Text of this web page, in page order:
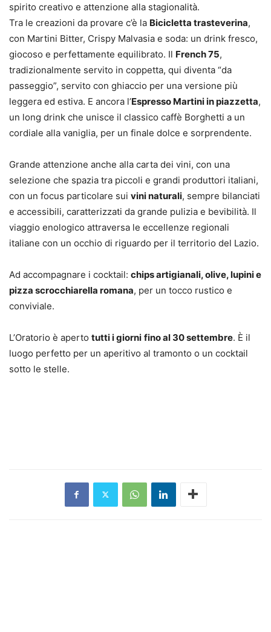
spirito creativo e attenzione alla stagionalità.
Tra le creazioni da provare c’è la Bicicletta trasteverina,
con Martini Bitter, Crispy Malvasia e soda: un drink fresco,
giocoso e perfettamente equilibrato. Il French 75,
tradizionalmente servito in coppetta, qui diventa “da
passeggio”, servito con ghiaccio per una versione più
leggera ed estiva. E ancora l’Espresso Martini in piazzetta,
un long drink che unisce il classico caffè Borghetti a un
cordiale alla vaniglia, per un finale dolce e sorprendente.
Grande attenzione anche alla carta dei vini, con una
selezione che spazia tra piccoli e grandi produttori italiani,
con un focus particolare sui vini naturali, sempre bilanciati
e accessibili, caratterizzati da grande pulizia e bevibilità. Il
viaggio enologico attraversa le eccellenze regionali
italiane con un occhio di riguardo per il territorio del Lazio.
Ad accompagnare i cocktail: chips artigianali, olive, lupini e
pizza scrocchiarella romana, per un tocco rustico e
conviviale.
L’Oratorio è aperto tutti i giorni fino al 30 settembre. È il
luogo perfetto per un aperitivo al tramonto o un cocktail
sotto le stelle.